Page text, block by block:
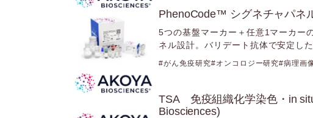
PhenoCode™ シグネチャパネ
5つの基盤マーカー＋任意1マーカー
ネル設計。バリデート抗体で安定し
がん免疫研究 オンコロジー研究 病理画
TSA 免疫組織化学染色・in
Biosciences)